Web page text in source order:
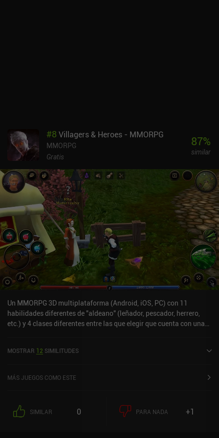
#8 Villagers & Heroes - MMORPG
MMORPG
Gratis
87%
similar
Un MMORPG 3D multiplataforma (Android, iOS, PC) con 11
habilidades diferentes de "aldeano" (leñador, pescador, herrero,
etc.) y 4 clases diferentes entre las que elegir que cuenta con una
mundo que recuerda más a AdventureQuest 3D. Los gráficos no
miles de horas, ¡éste es tu juego! El juego tiene mucho más que
NO requieren dinero premium.
MOSTRAR 12 SIMILITUDES
MÁS JUEGOS COMO ESTE
SIMILAR 0 PARA NADA +1